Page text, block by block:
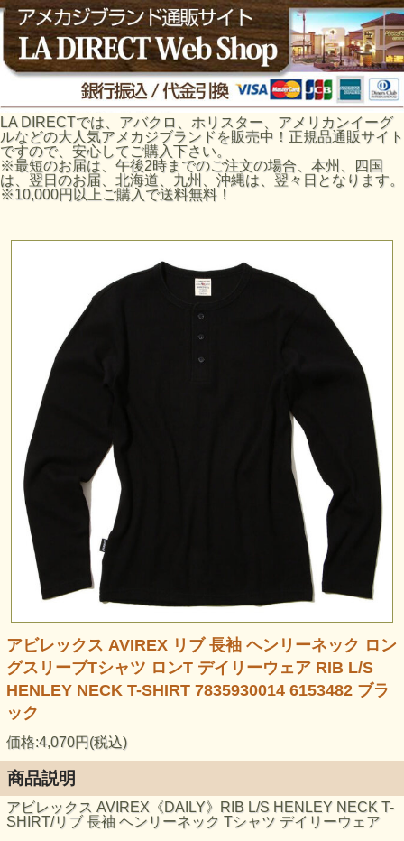
LA DIRECTでは、アバクロ、ホリスター、アメリカンイーグ
ルなどの大人気アメカジブランドを販売中！正規品通販サイト
ですので、安心してご購入下さい。
※最短のお届は、午後2時までのご注文の場合、本州、四国
は、翌日のお届、北海道、九州、沖縄は、翌々日となります。
※10,000円以上ご購入で送料無料！
アビレックス AVIREX リブ 長袖 ヘンリーネック ロン
グスリーブTシャツ ロンT デイリーウェア RIB L/S
HENLEY NECK T-SHIRT 7835930014 6153482 ブラ
ック
価格:4,070円(税込)
商品説明
アビレックス AVIREX《DAILY》RIB L/S HENLEY NECK T-
SHIRT/リブ 長袖 ヘンリーネック Tシャツ デイリーウェア